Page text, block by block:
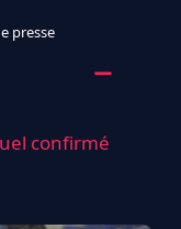
presse
confirmé